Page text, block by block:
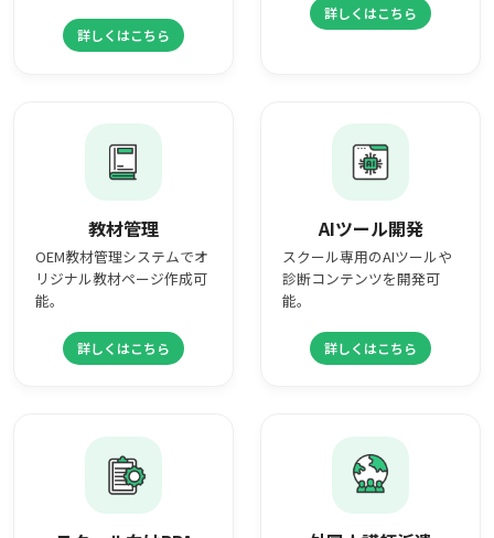
詳しくはこちら
詳しくはこちら
教材管理
OEM教材管理システムでオ
リジナル教材ページ作成可
能。
詳しくはこちら
AIツール開発
スクール専用のAIツールや
診断コンテンツを開発可
能。
詳しくはこちら